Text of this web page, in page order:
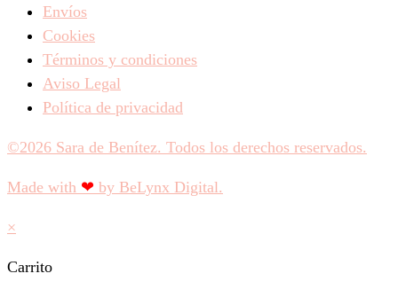
Envíos
Cookies
Términos y condiciones
Aviso Legal
Política de privacidad
©2026 Sara de Benítez. Todos los derechos reservados.
Made with ❤ by BeLynx Digital.​​
×
Carrito